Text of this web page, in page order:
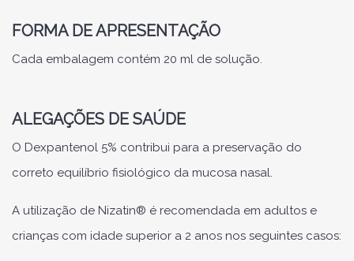
FORMA DE APRESENTAÇÃO
Cada embalagem contém 20 ml de solução.
ALEGAÇÕES DE SAÚDE
O Dexpantenol 5% contribui para a preservação do
correto equilíbrio fisiológico da mucosa nasal.
A utilização de Nizatin® é recomendada em adultos e
crianças com idade superior a 2 anos nos seguintes casos: